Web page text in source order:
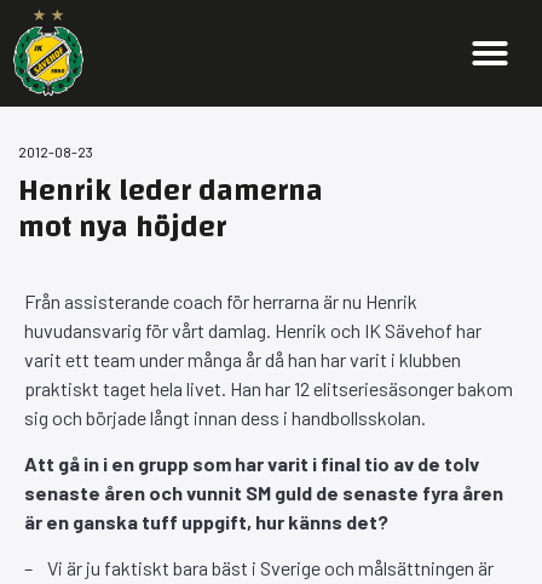
2012-08-23
Henrik leder damerna
mot nya höjder
Från assisterande coach för herrarna är nu Henrik
huvudansvarig för vårt damlag. Henrik och IK Sävehof har
varit ett team under många år då han har varit i klubben
praktiskt taget hela livet. Han har 12 elitseriesäsonger bakom
sig och började långt innan dess i handbollsskolan.
Att gå in i en grupp som har varit i final tio av de tolv
senaste åren och vunnit SM guld de senaste fyra åren
är en ganska tuff uppgift, hur känns det?
– Vi är ju faktiskt bara bäst i Sverige och målsättningen är